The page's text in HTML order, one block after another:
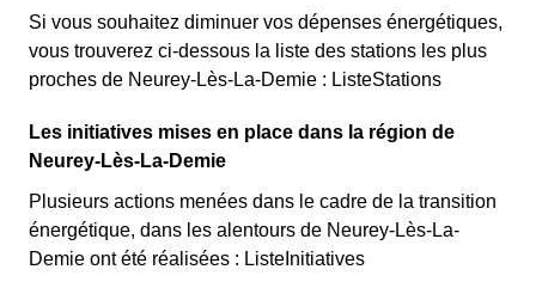
Si vous souhaitez diminuer vos dépenses énergétiques,
vous trouverez ci-dessous la liste des stations les plus
proches de Neurey-Lès-La-Demie : ListeStations
Les initiatives mises en place dans la région de
Neurey-Lès-La-Demie
Plusieurs actions menées dans le cadre de la transition
énergétique, dans les alentours de Neurey-Lès-La-
Demie ont été réalisées : ListeInitiatives